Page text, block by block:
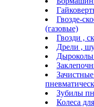
Гвозде-
(газовые)
Гвозди ,
Дрели ,
Дыроколы
Зубилы
Колеса